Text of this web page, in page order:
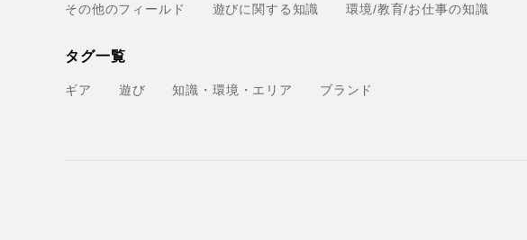
その他のフィールド 遊びに関する知識 環境/教育/お仕事の知識
タグ一覧
ギア 遊び 知識・環境・エリア ブランド